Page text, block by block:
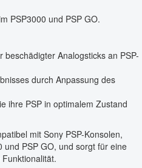
PSP3000 und PSP GO.
Analogsticks an PSP-
durch Anpassung des
ihre PSP in optimalem Zustand
mit Sony PSP-Konsolen,
und PSP GO, und sorgt für eine